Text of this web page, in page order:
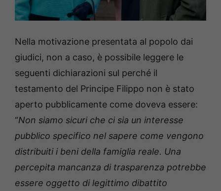
Nella motivazione presentata al popolo dai
giudici, non a caso, è possibile leggere le
seguenti dichiarazioni sul perché il
testamento del Principe Filippo non è stato
aperto pubblicamente come doveva essere:
“Non siamo sicuri che ci sia un interesse
pubblico specifico nel sapere come vengono
distribuiti i beni della famiglia reale. Una
percepita mancanza di trasparenza potrebbe
essere oggetto di legittimo dibattito